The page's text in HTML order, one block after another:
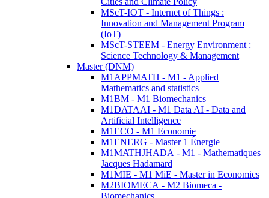
MScT-IOT - Internet of Things :
Innovation and Management Program
(IoT)
MScT-STEEM - Energy Environment :
Science Technology & Management
Master (DNM)
M1APPMATH - M1 - Applied
Mathematics and statistics
M1BM - M1 Biomechanics
M1DATAAI - M1 Data AI - Data and
Artificial Intelligence
M1ECO - M1 Economie
M1ENERG - Master 1 Énergie
M1MATHJHADA - M1 - Mathematiques
Jacques Hadamard
M1MIE - M1 MiE - Master in Economics
M2BIOMECA - M2 Biomeca -
Biomechanics